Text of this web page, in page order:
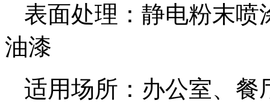
表面处理：静电粉末喷
油漆
适用场所：办公室、餐